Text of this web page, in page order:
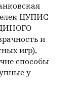
объемом
328,6 тыс.т.
в 2023 г.
-
ЦУПИС
и
игр),
способы
у